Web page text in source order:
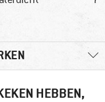
HEBBEN,